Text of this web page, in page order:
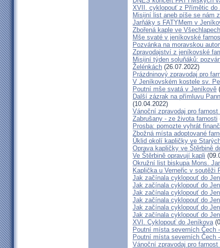
XVII. cyklopouť z Přímětic do
Misijní list aneb píše se nám
Jarňáky s FATYMem v
Zbořená kaple ve
Mše svaté v jeníkovské
Pozvánka na moravskou
Zpravodajství z jeníkovské
Misijní týden soluňáků:
Želénkách (26.07.2022)
Prázdninový zpravodaj pro
V Jeníkovském kostele sv.
Poutní mše svatá v Jeníkově
Další zázrak na přímluvu
(10.04.2022)
Vánoční zpravodaj pro
Zabrušany - ze života farnosti
Prosba: pomozte vyhrát
Zbožná místa adoptované
Úklid okolí kapličky ve
Oprava kapličky ve Štěrbině
Ve Štěrbině opravují kapli
Okružní list biskupa Mons.
Kaplička u Verneřic v soutěži
Jak začínala cyklopouť do
Jak začínala cyklopouť do
Jak začínala cyklopouť do
Jak začínala cyklopouť do
Jak začínala cyklopouť do
Jak začínala cyklopouť do
XVI. Cyklopouť do Jeníkova
Poutní místa severních Čech
Poutní místa severních Čech
Vánoční zpravodaj pro